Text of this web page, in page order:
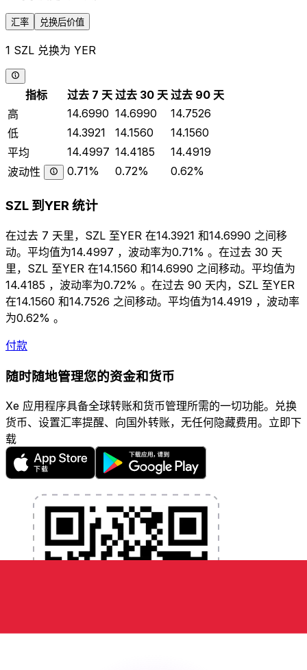
汇率 兑换后价值
1 SZL 兑换为 YER
指标 过去 7 天 过去 30 天 过去 90 天
高
14.6990 14.6990
14.7526
低
14.3921 14.1560
14.1560
平均
14.4997 14.4185
14.4919
波动性
0.71% 0.72% 0.62%
SZL 到YER 统计
在过去 7 天里，SZL 至YER 在14.3921 和14.6990 之间移
动。平均值为14.4997 ，波动率为0.71% 。在过去 30 天
里，SZL 至YER 在14.1560 和14.6990 之间移动。平均值为
14.4185 ，波动率为0.72% 。在过去 90 天内，SZL 至YER
在14.1560 和14.7526 之间移动。平均值为14.4919 ，波动率
为0.62% 。
付款
随时随地管理您的资金和货币
Xe 应用程序具备全球转账和货币管理所需的一切功能。兑换
货币、设置汇率提醒、向国外转账，无任何隐藏费用。立即下
载